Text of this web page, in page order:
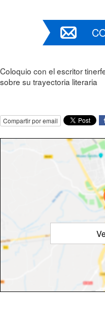
Coloquio con el escritor
sobre su trayectoria literaria
Compartir por email